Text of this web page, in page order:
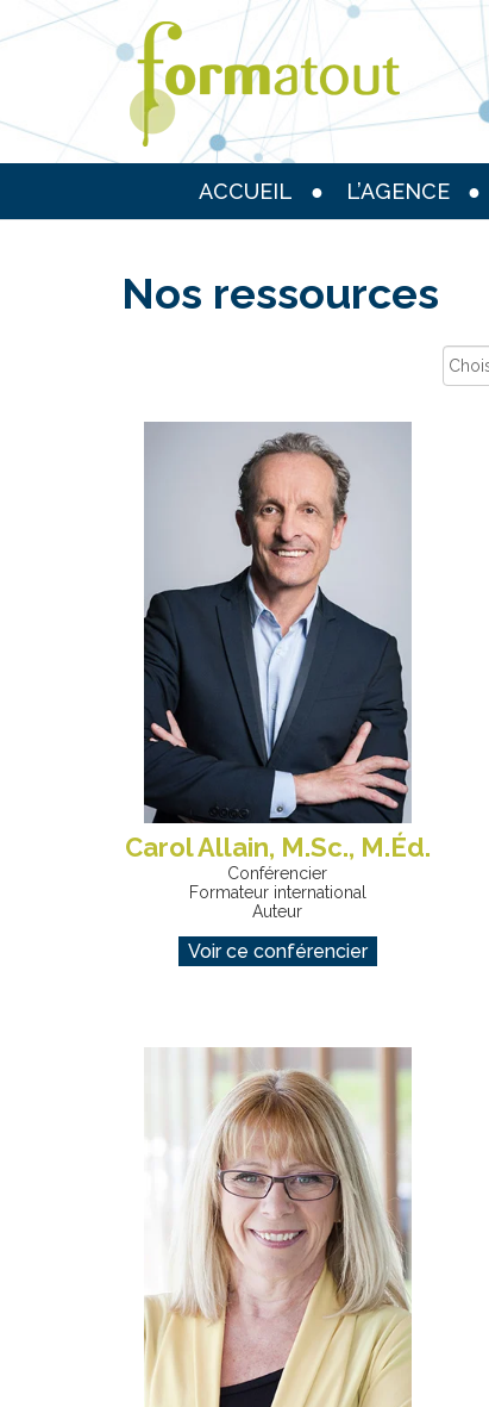
ACCUEIL L’AGENCE
Nos ressources
Carol Allain, M.Sc., M.Éd.
Conférencier
Formateur international
Auteur
Voir ce conférencier